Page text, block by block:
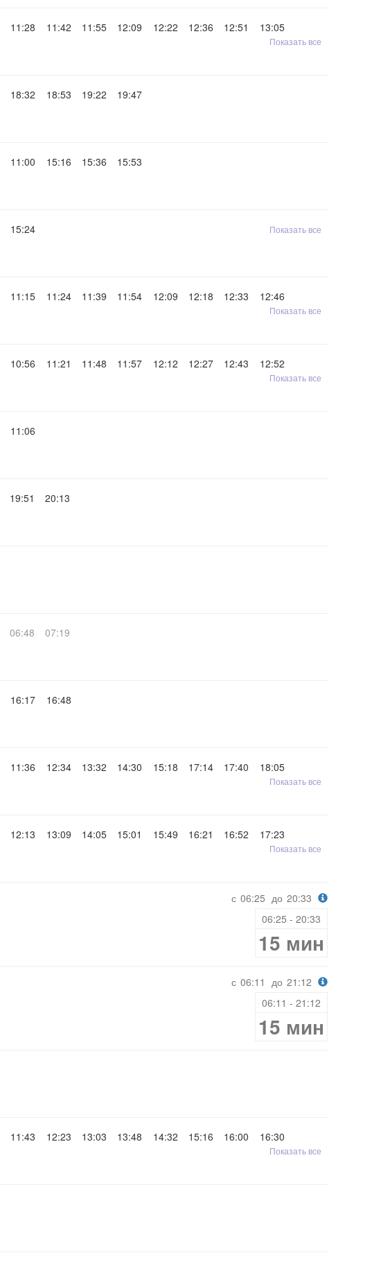
11:28 11:42 11:55 12:09 12:22 12:36 12:51
13:05
Показать все
18:32 18:53 19:22 19:47
11:00 15:16 15:36 15:53
15:24 Показать все
11:15 11:24 11:39 11:54 12:09 12:18 12:33
12:46
Показать все
10:56 11:21 11:48 11:57 12:12 12:27 12:43
12:52
Показать все
11:06
19:51 20:13
06:48 07:19
16:17 16:48
11:36 12:34 13:32 14:30 15:18 17:14 17:40
18:05
Показать все
12:13 13:09 14:05 15:01 15:49 16:21 16:52
17:23
Показать все
с 06:25 до 20:33
06:25 - 20:33
15 мин
с 06:11 до 21:12
06:11 - 21:12
15 мин
11:43 12:23 13:03 13:48 14:32 15:16 16:00
16:30
Показать все